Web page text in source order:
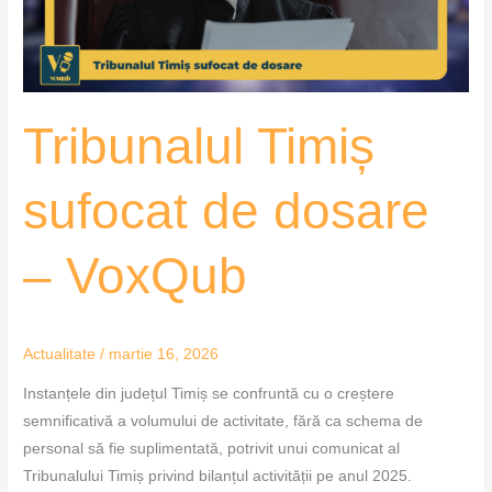
Tribunalul Timiș
sufocat de dosare
– VoxQub
Actualitate / martie 16, 2026
Instanțele din județul Timiș se confruntă cu o creștere
semnificativă a volumului de activitate, fără ca schema de
personal să fie suplimentată, potrivit unui comunicat al
Tribunalului Timiș privind bilanțul activității pe anul 2025.
VoxQub